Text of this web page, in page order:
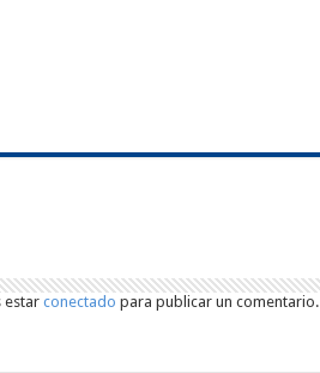
estarconectado para publicar un comentario.